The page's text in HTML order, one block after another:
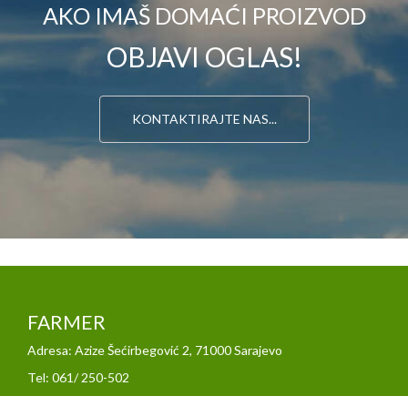
AKO IMAŠ DOMAĆI PROIZVOD
OBJAVI OGLAS!
KONTAKTIRAJTE NAS...
FARMER
Adresa: Azize Šećirbegović 2, 71000 Sarajevo
Tel: 061/ 250-502